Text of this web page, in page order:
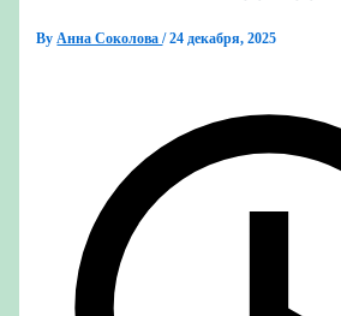
ByАнна Соколова/24 декабря, 2025